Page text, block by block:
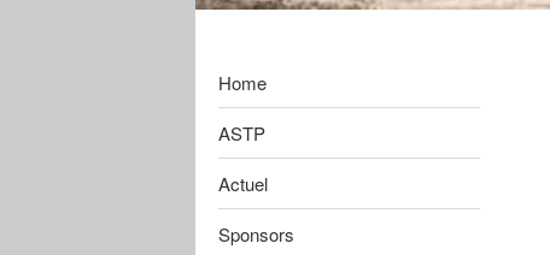
Home
ASTP
Actuel
Sponsors